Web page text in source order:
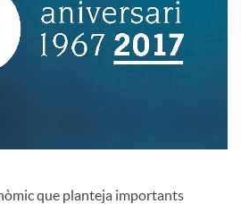
que planteja importants